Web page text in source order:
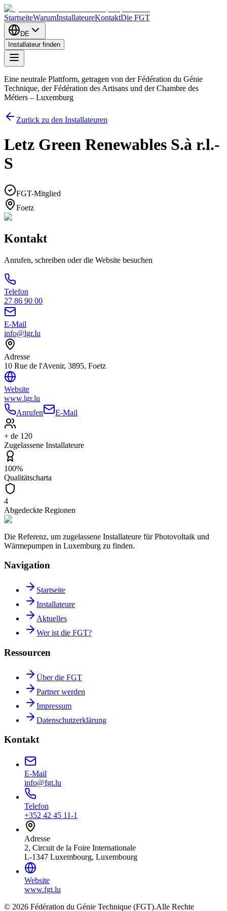
StartseiteWarumInstallateureKontaktDie FGT
DE
Installateur finden
Eine neutrale Plattform, getragen von der Fédération du Génie
Technique, der Fédération des Artisans und der Chambre des
Métiers – Luxemburg
Zurück zu den Installateuren
Letz Green Renewables S.à r.l.-
S
FGT-Mitglied
Foetz
Kontakt
Anrufen, schreiben oder die Website besuchen
Telefon
27 86 90 00
E-Mail
info@lgr.lu
Adresse
10 Rue de l'Avenir, 3895, Foetz
Website
www.lgr.lu
Anrufen
E-Mail
+ de 120
Zugelassene Installateure
100%
Qualitätscharta
4
Abgedeckte Regionen
Die Referenz, um zugelassene Installateure für Photovoltaik und
Wärmepumpen in Luxemburg zu finden.
Navigation
Startseite
Installateure
Aktuelles
Wer ist die FGT?
Ressourcen
Über die FGT
Partner werden
Impressum
Datenschutzerklärung
Kontakt
E-Mail
info@fgt.lu
Telefon
+352 42 45 11-1
Adresse
2, Circuit de la Foire Internationale
L-1347 Luxembourg, Luxembourg
Website
www.fgt.lu
© 2026 Fédération du Génie Technique (FGT).Alle Rechte